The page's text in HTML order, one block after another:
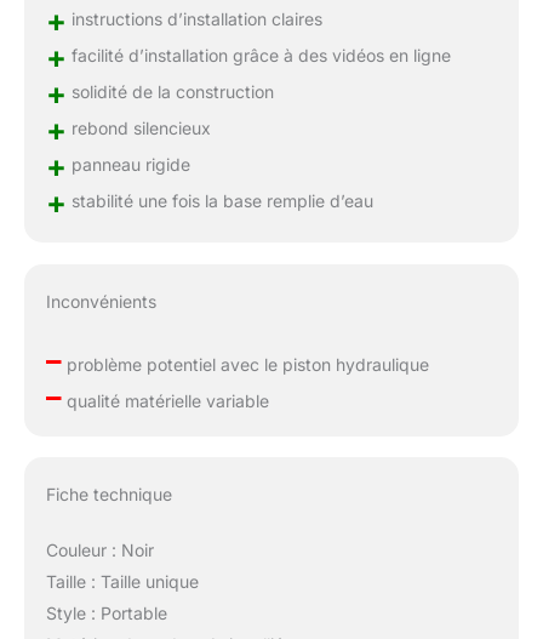
+ instructions d’installation claires
+ facilité d’installation grâce à des vidéos en ligne
+ solidité de la construction
+ rebond silencieux
+ panneau rigide
+ stabilité une fois la base remplie d’eau
Inconvénients
–problème potentiel avec le piston hydraulique
–qualité matérielle variable
Fiche technique
Couleur : Noir
Taille : Taille unique
Style : Portable